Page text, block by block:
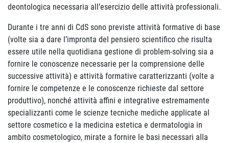
deontologica necessaria all’esercizio delle attività professionali.
Durante i tre anni di CdS sono previste attività formative di base
(volte sia a dare l’impronta del pensiero scientifico che risulta
essere utile nella quotidiana gestione di problem-solving sia a
fornire le conoscenze necessarie per la comprensione delle
successive attività) e attività formative caratterizzanti (volte a
fornire le competenze e le conoscenze richieste dal settore
produttivo), nonché attività affini e integrative estremamente
specializzanti come le scienze tecniche mediche applicate al
settore cosmetico e la medicina estetica e dermatologia in
ambito cosmetologico, mirate a fornire le basi necessari alla